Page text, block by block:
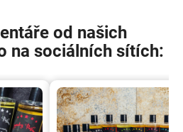
od našich
na sociálních sítích: